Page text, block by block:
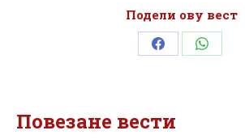
Подели ову вест
Share Share
Повезане вести